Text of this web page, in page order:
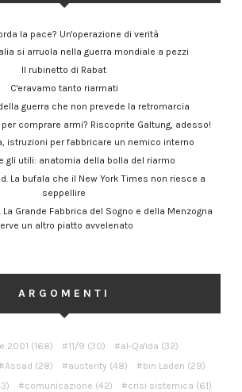
la pace? Un'operazione di verità
si arruola nella guerra mondiale a pezzi
Il rubinetto di Rabat
C'eravamo tanto riarmati
guerra che non prevede la retromarcia
comprare armi? Riscoprite Galtung, adesso!
istruzioni per fabbricare un nemico interno
gli utili: anatomia della bolla del riarmo
La bufala che il New York Times non riesce a
seppellire
Grande Fabbrica del Sogno e della Menzogna
un altro piatto avvelenato
ARGOMENTI
2001 (168) 11/9 (30) al-Qa'ida (32)
Assad (28) austerity (48) bin Laden (29)
comunicazione (42) crisi sistemica (61)